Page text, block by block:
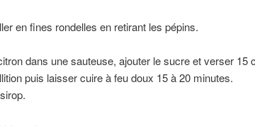
en fines rondelles en retirant les pépins.
dans une sauteuse, ajouter le sucre et verser 15
puis laisser cuire à feu doux 15 à 20 minutes.